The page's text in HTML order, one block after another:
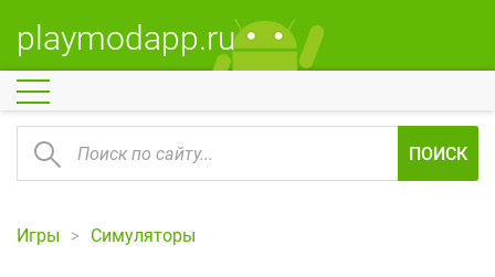
playmodapp.ru
ПОИСК
Игры Симуляторы